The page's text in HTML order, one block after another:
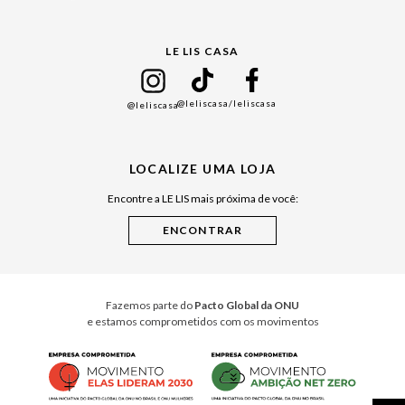
Cuidados Casa
LE LIS CASA
@leliscasa@leliscasa/leliscasa
LOCALIZE UMA LOJA
Encontre a LE LIS mais próxima de você:
Fazemos parte do Pacto Global da ONU
e estamos comprometidos com os movimentos